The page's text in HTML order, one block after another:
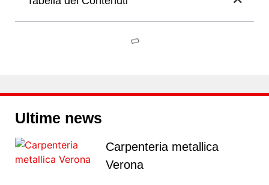
Ultime news
Carpenteria metallica
Verona